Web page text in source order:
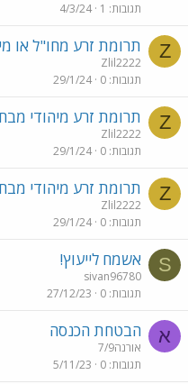
תגובות 1
4/3/24
Z תרומת זרע מחו"ל או
Zlil2222
תגובות 0
29/1/24
Z תרומת זרע מיהודי
Zlil2222
תגובות 0
29/1/24
Z תרומת זרע מיהודי
Zlil2222
תגובות 0
29/1/24
S אשמח לייעוץ!
sivan96780
תגובות 0
27/12/23
א הבטחת הכנסה
אורנה7/9
תגובות 0
5/11/23